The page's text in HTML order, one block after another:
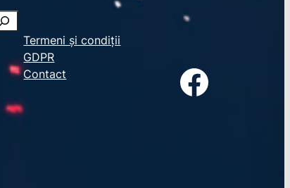
Termeni și condiții
GDPR
Contact
Facebook